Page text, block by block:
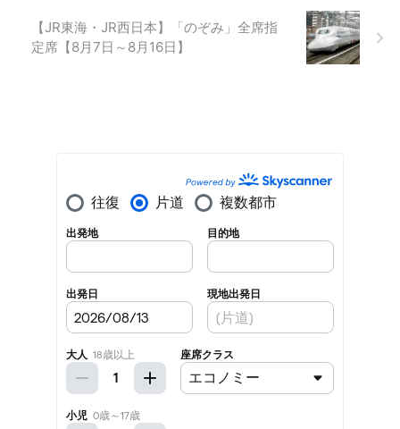
【JR東海・JR西日本】「のぞみ」全席指
定席【8月7日～8月16日】